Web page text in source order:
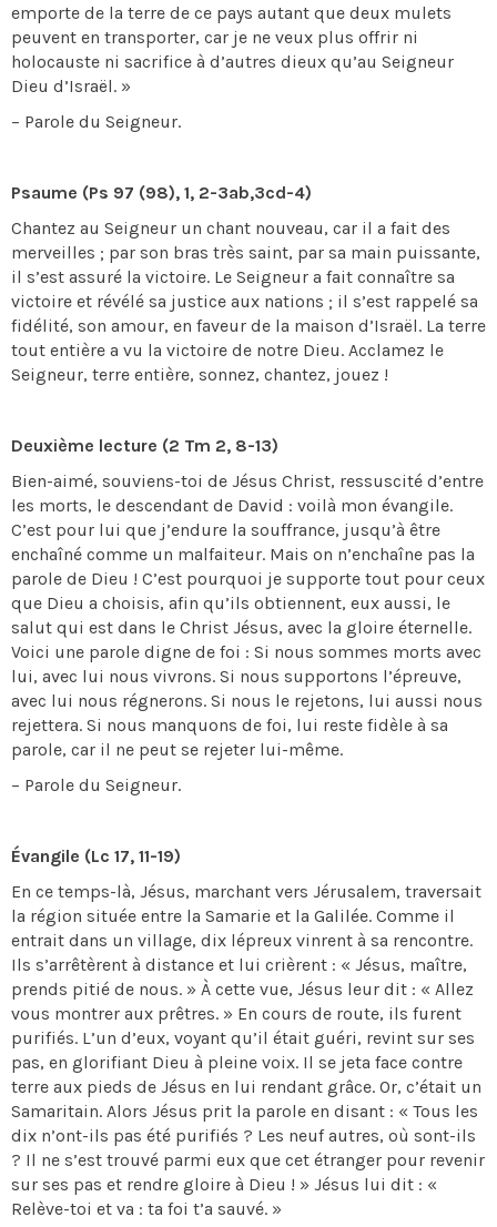
emporte de la terre de ce pays autant que deux mulets
peuvent en transporter, car je ne veux plus offrir ni
holocauste ni sacrifice à d’autres dieux qu’au Seigneur
Dieu d’Israël. »
– Parole du Seigneur.
Psaume (Ps 97 (98), 1, 2-3ab,3cd-4)
Chantez au Seigneur un chant nouveau, car il a fait des
merveilles ; par son bras très saint, par sa main puissante,
il s’est assuré la victoire. Le Seigneur a fait connaître sa
victoire et révélé sa justice aux nations ; il s’est rappelé sa
fidélité, son amour, en faveur de la maison d’Israël. La terre
tout entière a vu la victoire de notre Dieu. Acclamez le
Seigneur, terre entière, sonnez, chantez, jouez !
Deuxième lecture (2 Tm 2, 8-13)
Bien-aimé, souviens-toi de Jésus Christ, ressuscité d’entre
les morts, le descendant de David : voilà mon évangile.
C’est pour lui que j’endure la souffrance, jusqu’à être
enchaîné comme un malfaiteur. Mais on n’enchaîne pas la
parole de Dieu ! C’est pourquoi je supporte tout pour ceux
que Dieu a choisis, afin qu’ils obtiennent, eux aussi, le
salut qui est dans le Christ Jésus, avec la gloire éternelle.
Voici une parole digne de foi : Si nous sommes morts avec
lui, avec lui nous vivrons. Si nous supportons l’épreuve,
avec lui nous régnerons. Si nous le rejetons, lui aussi nous
rejettera. Si nous manquons de foi, lui reste fidèle à sa
parole, car il ne peut se rejeter lui-même.
– Parole du Seigneur.
Évangile (Lc 17, 11-19)
En ce temps-là, Jésus, marchant vers Jérusalem, traversait
la région située entre la Samarie et la Galilée. Comme il
entrait dans un village, dix lépreux vinrent à sa rencontre.
Ils s’arrêtèrent à distance et lui crièrent : « Jésus, maître,
prends pitié de nous. » À cette vue, Jésus leur dit : « Allez
vous montrer aux prêtres. » En cours de route, ils furent
purifiés. L’un d’eux, voyant qu’il était guéri, revint sur ses
pas, en glorifiant Dieu à pleine voix. Il se jeta face contre
terre aux pieds de Jésus en lui rendant grâce. Or, c’était un
Samaritain. Alors Jésus prit la parole en disant : « Tous les
dix n’ont-ils pas été purifiés ? Les neuf autres, où sont-ils
? Il ne s’est trouvé parmi eux que cet étranger pour revenir
sur ses pas et rendre gloire à Dieu ! » Jésus lui dit : «
Relève-toi et va : ta foi t’a sauvé. »